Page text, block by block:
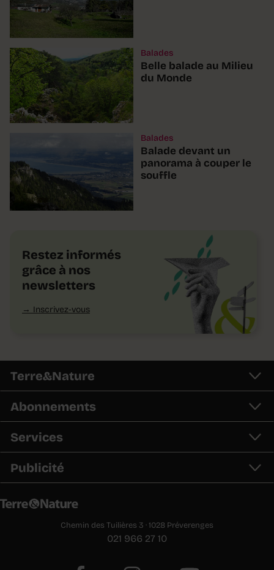
Balades
Belle balade au Milieu
du Monde
Balades
Balade devant un
panorama à couper le
souffle
Restez informés
grâce à nos
newsletters
Inscrivez-vous
Terre&Nature
Abonnements
Services
Publicité
Chemin des Tuilières 3 · 1028 Préverenges
021 966 27 10